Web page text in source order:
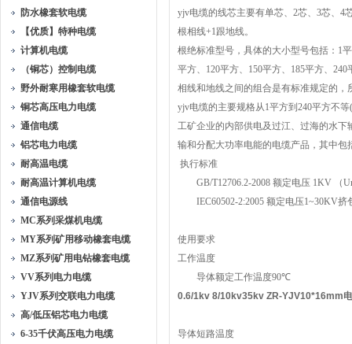
防水橡套软电缆
【优质】特种电缆
计算机电缆
（铜芯）控制电缆
野外耐寒用橡套软电缆
铜芯高压电力电缆
通信电缆
铝芯电力电缆
耐高温电缆
耐高温计算机电缆
通信电源线
MC系列采煤机电缆
MY系列矿用移动橡套电缆
MZ系列矿用电钻橡套电缆
VV系列电力电缆
YJV系列交联电力电缆
高/低压铝芯电力电缆
6-35千伏高压电力电缆
yjv电缆的线芯主要有单芯、 2芯、 3芯、 4
根相线+1跟地线。
根绝标准型号，具体的大小型号包括： 1
平方、 120平方、 150平方、 185平方、 240
相线和地线之间的组合是有标准规定的，
yjv电缆的主要规格从1平方到 240平方不等(
工矿企业的内部供电及过江、过海的水
输和分配大功率电能的电缆产品，其中包
执行标准
GB/T12706.2-2008 额定电压 1KV （
IEC60502-2:2005 额定电压1~30KV挤
使用要求
工作温度
导体额定工作温度90℃
0.6/1kv 8/10kv35kv ZR-YJV10*16mm
导体短路温度